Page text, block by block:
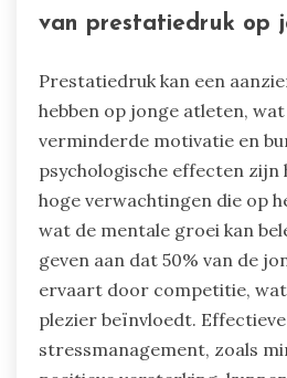
van prestatiedruk op
Prestatiedruk kan een
hebben op jonge atleten,
verminderde motivatie en
psychologische effecten zijn
hoge verwachtingen die op
wat de mentale groei kan
geven aan dat 50% van de
ervaart door competitie,
plezier beïnvloedt.
stressmanagement, zoals